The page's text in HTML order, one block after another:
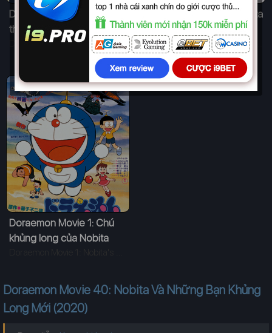
Doraemon Movie 3: Nobita
thám hiểm vùng đất mới
Doraemon Movie 3: Nobita and the Haunts of Evil (1982)
Doraemon Movie 2: Nobita
và lịch sử khai phá vũ trụ
Doraemon Movie 1: Chú
khủng long của Nobita
Doraemon Movie 40: Nobita Và Những Bạn Khủng
Long Mới (2020)